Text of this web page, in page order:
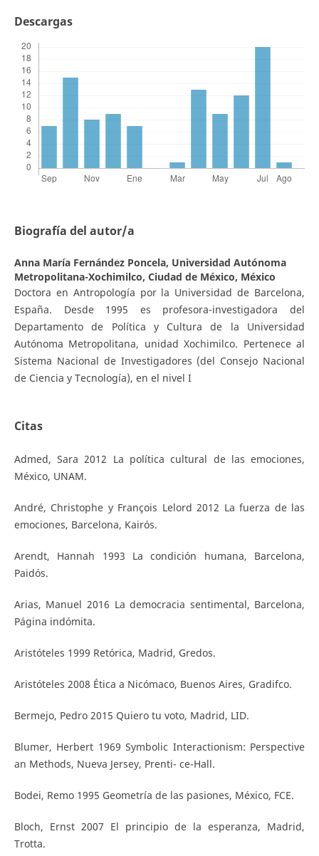
Descargas
Biografía del autor/a
Anna María Fernández Poncela, Universidad Autónoma
Metropolitana-Xochimilco, Ciudad de México, México
Doctora en Antropología por la Universidad de Barcelona,
España. Desde 1995 es profesora-investigadora del
Departamento de Política y Cultura de la Universidad
Autónoma Metropolitana, unidad Xochimilco. Pertenece al
Sistema Nacional de Investigadores (del Consejo Nacional
de Ciencia y Tecnología), en el nivel I
Citas
Admed, Sara 2012 La política cultural de las emociones,
México, UNAM.
André, Christophe y François Lelord 2012 La fuerza de las
emociones, Barcelona, Kairós.
Arendt, Hannah 1993 La condición humana, Barcelona,
Paidós.
Arias, Manuel 2016 La democracia sentimental, Barcelona,
Página indómita.
Aristóteles 1999 Retórica, Madrid, Gredos.
Aristóteles 2008 Ética a Nicómaco, Buenos Aires, Gradifco.
Bermejo, Pedro 2015 Quiero tu voto, Madrid, LID.
Blumer, Herbert 1969 Symbolic Interactionism: Perspective
an Methods, Nueva Jersey, Prenti- ce-Hall.
Bodei, Remo 1995 Geometría de las pasiones, México, FCE.
Bloch, Ernst 2007 El principio de la esperanza, Madrid,
Trotta.